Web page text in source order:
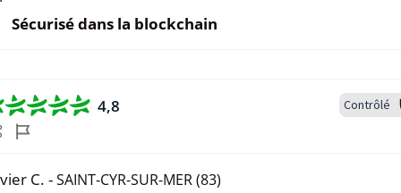
Sécurisé dans la blockchain
4,8 Contrôlé
C. -SAINT-CYR-SUR-MER (83)